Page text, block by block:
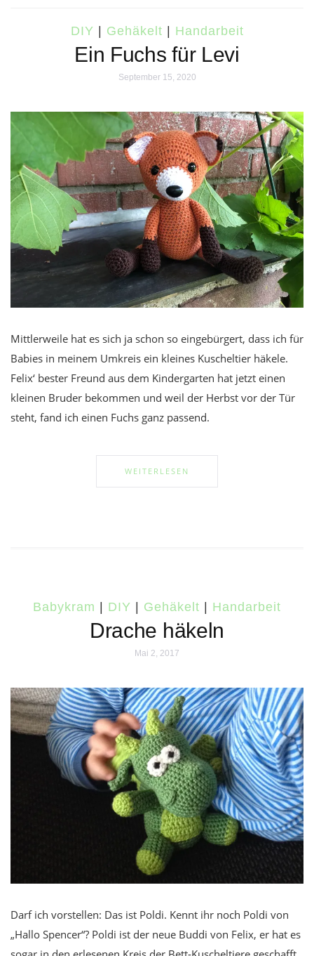
DIY Gehäkelt Handarbeit
Ein Fuchs für Levi
September 15, 2020
Mittlerweile hat es sich ja schon so eingebürgert, dass ich für
Babies in meinem Umkreis ein kleines Kuscheltier häkele.
Felix‘ bester Freund aus dem Kindergarten hat jetzt einen
kleinen Bruder bekommen und weil der Herbst vor der Tür
steht, fand ich einen Fuchs ganz passend.
WEITERLESEN
Babykram | DIY | Gehäkelt | Handarbeit
Drache häkeln
Mai 2, 2017
Darf ich vorstellen: Das ist Poldi. Kennt ihr noch Poldi von
„Hallo Spencer“? Poldi ist der neue Buddi von Felix, er hat es